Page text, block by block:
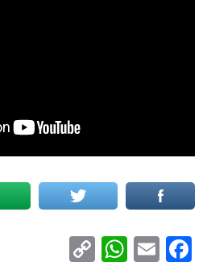
Facebook
Email
WhatsApp